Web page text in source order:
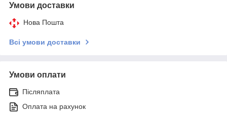
Умови доставки
Нова Пошта
Всі умови доставки
Умови оплати
Післяплата
Оплата на рахунок